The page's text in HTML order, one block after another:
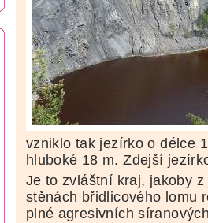
vzniklo tak jezírko o délce
hluboké 18 m. Zdejší
Je to zvláštní kraj, jakoby
stěnách břidlicového lomu
plné agresivních